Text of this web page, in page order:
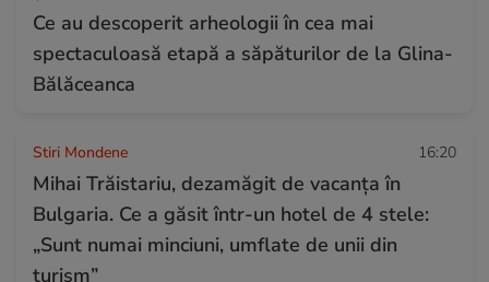
Ce au descoperit arheologii în cea mai
spectaculoasă etapă a săpăturilor de la Glina-
Bălăceanca
Stiri Mondene 16:20
Mihai Trăistariu, dezamăgit de vacanța în
Bulgaria. Ce a găsit într-un hotel de 4 stele:
„Sunt numai minciuni, umflate de unii din
turism”